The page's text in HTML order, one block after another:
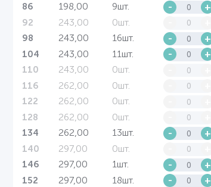
86 198,00 9шт. - +
92 243,00 0шт.
98 243,00 16шт. - +
104 243,00 11шт. - +
110 243,00 0шт.
116 262,00 0шт.
122 262,00 0шт.
128 262,00 0шт.
134 262,00 13шт. - +
140 297,00 0шт.
146 297,00 1шт. - +
152 297,00 18шт. - +